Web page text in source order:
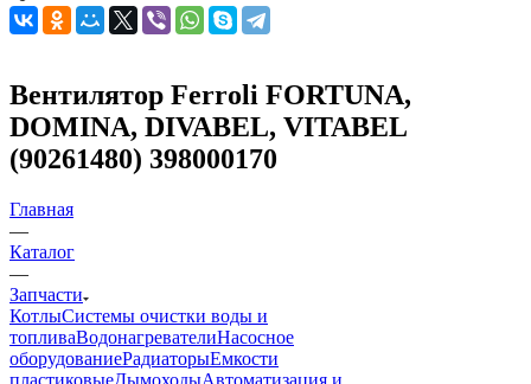
Вентилятор Ferroli FORTUNA,
DOMINA, DIVABEL, VITABEL
(90261480) 398000170
Главная
—
Каталог
—
Запчасти
КотлыСистемы очистки воды и
топливаВодонагревателиНасосное
оборудованиеРадиаторыЕмкости
пластиковыеДымоходыАвтоматизация и